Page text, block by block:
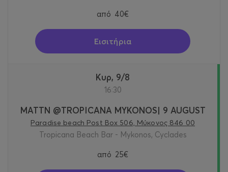
από 40€
Εισιτήρια
Κυρ, 9/8
16:30
MATTN @TROPICANA MYKONOS| 9 AUGUST
Paradise beach Post Box 506, Μύκονος 846 00
Tropicana Beach Bar - Mykonos, Cyclades
από 25€